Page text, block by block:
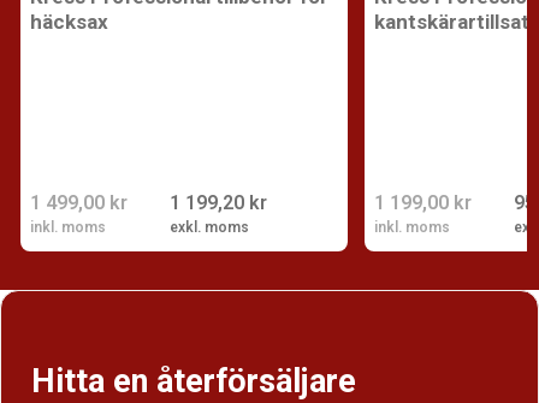
häcksax
1 199,20 kr
exkl. moms
1 499,00 kr
inkl. moms
kantskärartillsats
1 199,00 kr
inkl. moms
Hitta en återförsäljare